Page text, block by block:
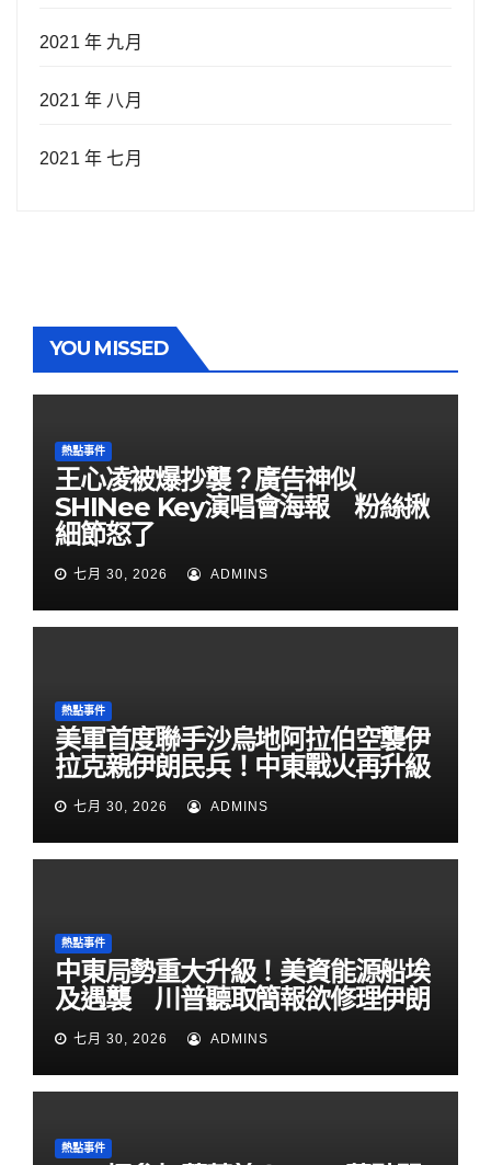
2021 年 九月
2021 年 八月
2021 年 七月
YOU MISSED
熱點事件
王心凌被爆抄襲？廣告神似
SHINee Key演唱會海報 粉絲揪
細節怒了
七月 30, 2026 ADMINS
熱點事件
美軍首度聯手沙烏地阿拉伯空襲伊
拉克親伊朗民兵！中東戰火再升級
七月 30, 2026 ADMINS
熱點事件
中東局勢重大升級！美資能源船埃
及遇襲 川普聽取簡報欲修理伊朗
七月 30, 2026 ADMINS
熱點事件